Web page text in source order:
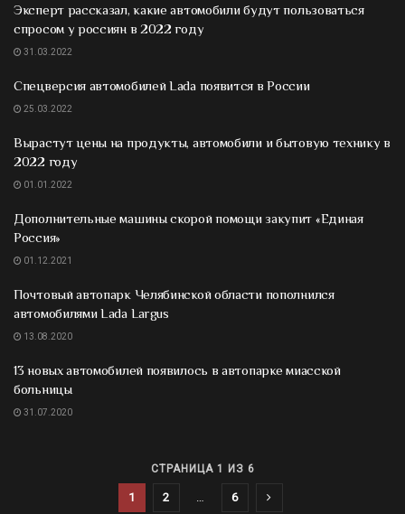
Эксперт рассказал, какие автомобили будут пользоваться
спросом у россиян в 2022 году
31.03.2022
Спецверсия автомобилей Lada появится в России
25.03.2022
Вырастут цены на продукты, автомобили и бытовую технику в
2022 году
01.01.2022
Дополнительные машины скорой помощи закупит «Единая
Россия»
01.12.2021
Почтовый автопарк Челябинской области пополнился
автомобилями Lada Largus
13.08.2020
13 новых автомобилей появилось в автопарке миасской
больницы
31.07.2020
СТРАНИЦА 1 ИЗ 6
1 2 … 6